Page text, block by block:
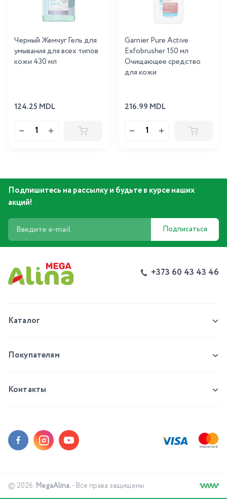
Черный Жемчуг Гель для
умывания для всех типов
кожи 430 мл
124.25 MDL
Garnier Pure Active
Exfobrusher 150 мл
Очищающее средство
для кожи
216.99 MDL
Подпишитесь на рассылку и будьте в курсе наших
акций!
Подписаться
+373 60 43 43 46
Каталог
Покупателям
Контакты
© 2026. MegaAlina.- Все права защищены